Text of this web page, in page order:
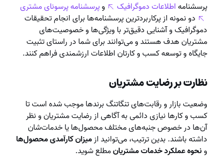
پرسشنامهاطلاعات دموگرافیک وپرسشنامه پرسونای مشتری
دو نمونه از پرکاربردترین پرسشنامه‌ها برای انجام تحقیقات
دموگرافیک و آشنایی دقیق‌تر با ویژگی‌ها و خصوصیت‌های
مشتریان هدف هستند و می‌توانند برای شما در راستای تثبیت
جایگاه و توسعه کسب و کارتان اطلاعات ارزشمندی فراهم کنند.
نظارت بر رضایت مشتریان
وضعیت بازار و رقابت‌های تنگاتنگ برندها موجب شده است تا
کسب و کارها نیازی دائمی به آگاهی از رضایت مشتریان و نظر
آن‌ها در خصوص جنبه‌های مختلف محصول‌ها یا خدمات‌شان
داشته باشند. بدین ترتیب، می‌توانید ازمیزان کارآمدی محصول‌ها
ونحوه عملکرد خدمات مشتریانمطلع شوید.